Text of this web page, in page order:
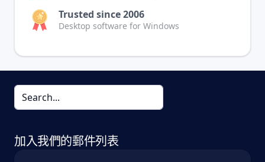
Trusted since 2006
Desktop software for Windows
加入我們的郵件列表